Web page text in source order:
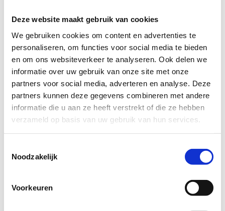
Deze website maakt gebruik van cookies
We gebruiken cookies om content en advertenties te
personaliseren, om functies voor social media te bieden
en om ons websiteverkeer te analyseren. Ook delen we
informatie over uw gebruik van onze site met onze
partners voor social media, adverteren en analyse. Deze
partners kunnen deze gegevens combineren met andere
informatie die u aan ze heeft verstrekt of die ze hebben
verzameld op basis van uw gebruik van hun services.
Noodzakelijk
Voorkeuren
Geef aan tot welk domein jouw vraag behoort
KIES EEN DOMEIN
Jouw vraag